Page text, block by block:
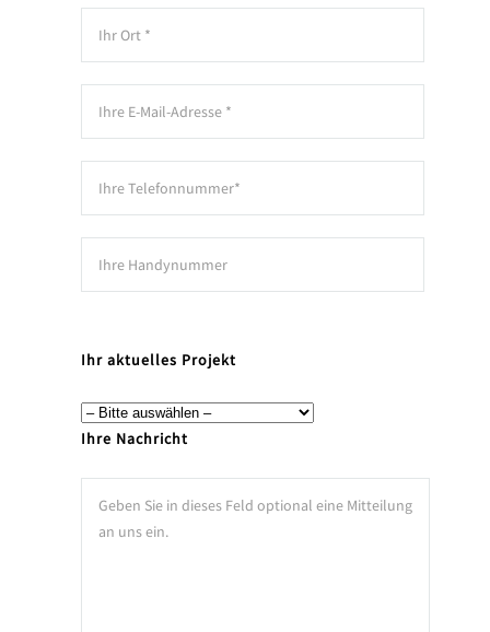
Ihr aktuelles Projekt
Ihre Nachricht